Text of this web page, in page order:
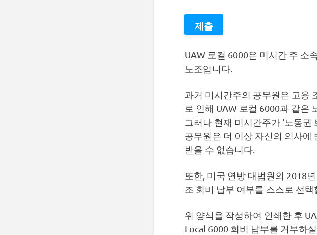
UAW 로컬 6000은 미시간 주 소
노조입니다.
과거 미시간주의 공무원은 고용
로 인해 UAW 로컬 6000과 같은
그러나 현재 미시간주가 '노동
공무원은 더 이상 자신의 의사에
받을 수 없습니다.
또한, 미국 연방 대법원의 2018
조 회비 납부 여부를 스스로 선
위 양식을 작성하여 인쇄한 후
Local 6000 회비 납부를 거부하